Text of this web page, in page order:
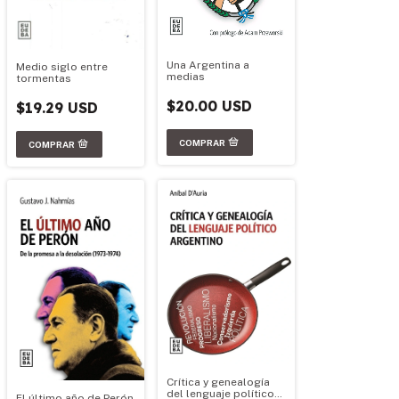
Medio siglo entre
tormentas
$19.29 USD
Una Argentina a
medias
$20.00 USD
Crítica y genealogía
del lenguaje político